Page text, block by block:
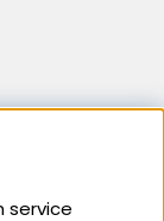
service